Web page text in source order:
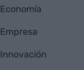
Economía
Empresa
Innovación